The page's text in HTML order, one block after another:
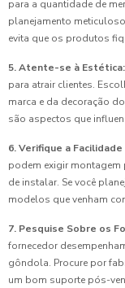
para a quantidade de
planejamento
evita que os produtos
5. Atente-se à Estética:
para atrair clientes.
marca e da decoração
são aspectos que
6. Verifique a
podem exigir
de instalar. Se você
modelos que venham
7. Pesquise Sobre os
fornecedor
gôndola. Procure por
um bom suporte pós-